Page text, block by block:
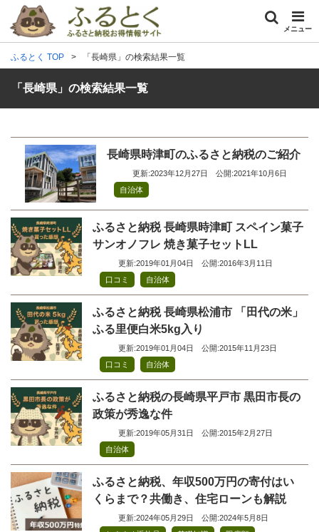
メニュー
ふるとく TOP 「長崎県」の検索結果一覧
「長崎県」の検索結果一覧
長崎県時津町のふるさと納税のご紹介
更新:2023年12月27日
公開:2021年10月6日
自治体
ふるさと納税 長崎県時津町 スペイン菓子
サンオノフレ 焼き菓子セットLL
更新:2019年01月04日
公開:2016年3月11日
口コミ
自治体
ふるさと納税 長崎県松浦市 「田代の米」
ふる里便白米5kg入り
更新:2019年01月04日
公開:2015年11月23日
口コミ
自治体
ふるさと納税の長崎県平戸市 黒田市長の
政策が秀逸な件
更新:2019年05月31日
公開:2015年2月27日
自治体
ふるさと納税、年収500万円の寄付はい
くらまで？共働き、住宅ローンも解説
更新:2024年05月29日
公開:2024年5月8日